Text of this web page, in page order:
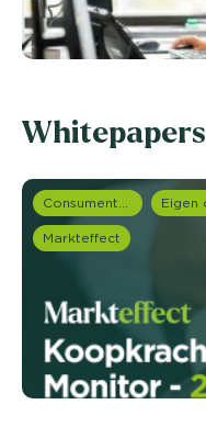
Whitepapers
Consumentenonderzoek
Markteffect